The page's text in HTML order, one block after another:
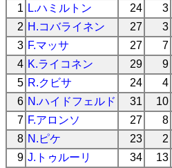
1 L.ハミルトン 24 3
2 H.コバライネン 27 3
3 F.マッサ 27 7
4 K.ライコネン 29 9
5 R.クビサ 24 4
6 N.ハイドフェルド 31 10
7 F.アロンソ 27 8
8 N.ピケ 23 2
9 J.トゥルーリ 34 13